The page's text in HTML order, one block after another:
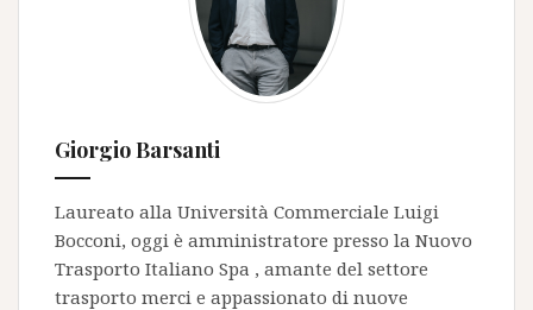
Giorgio Barsanti
Laureato alla Università Commerciale Luigi
Bocconi, oggi è amministratore presso la Nuovo
Trasporto Italiano Spa , amante del settore
trasporto merci e appassionato di nuove